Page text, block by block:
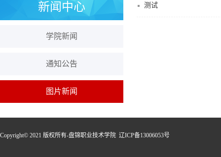
新闻中心
学院新闻
通知公告
图片新闻
测试
Copyright© 2021 版权所有-盘锦职业技术学院 辽ICP备13006053号